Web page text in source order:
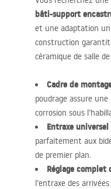
bâti-support
et une adaptation
construction
céramique de salle
Cadre de
poudrage assure
corrosion sous
Entraxe
parfaitement aux
de premier plan.
Réglage complet
l’entraxe des